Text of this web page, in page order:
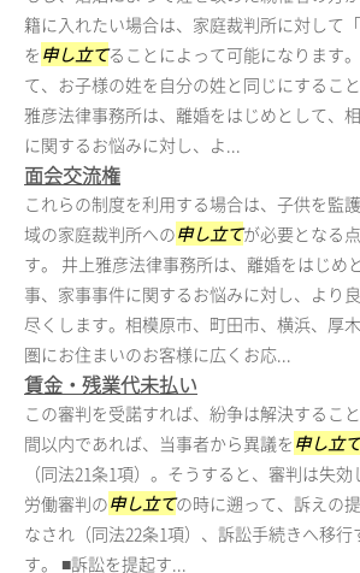
籍に入れたい場合は、家庭裁判所に対して
を 申し立てることによって可能になります
て、お子様の姓を自分の姓と同じにするこ
雅彦法律事務所は、離婚をはじめとして、
に関するお悩みに対し、よ...
面会交流権
これらの制度を利用する場合は、子供を監
域の家庭裁判所への申し立てが必要となる
す。 井上雅彦法律事務所は、離婚をはじめ
事、家事事件に関するお悩みに対し、より
尽くします。相模原市、町田市、横浜、厚
圏にお住まいのお客様に広くお応...
賃金・残業代未払い
この審判を受諾すれば、紛争は解決するこ
間以内であれば、当事者から異議を 申し立て
（同法21条1項）。そうすると、審判は失効
労働審判の申し立ての時に遡って、訴えの
なされ（同法22条1項）、訴訟手続きへ移行
す。 ■訴訟を提起す...